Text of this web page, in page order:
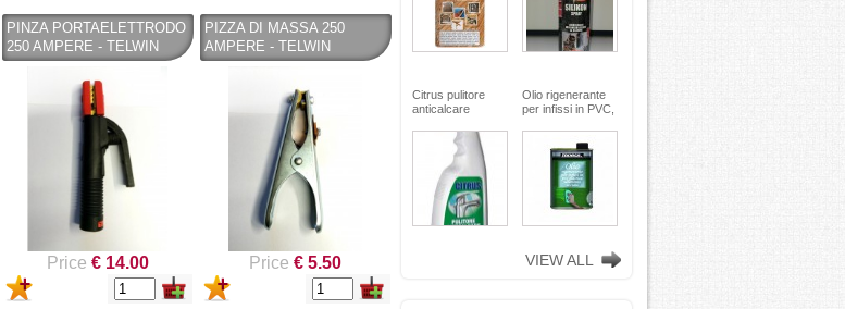
PINZA PORTAELETTRODO
250 AMPERE - TELWIN
Price € 14.00
PIZZA DI MASSA 250
AMPERE - TELWIN
Price € 5.50
Citrus pulitore
anticalcare
con nebulizzatore
- faren industrie
chimiche spa
Olio rigenerante
per infissi in PVC,
TEKNICA -
TEKNICA
VIEW ALL